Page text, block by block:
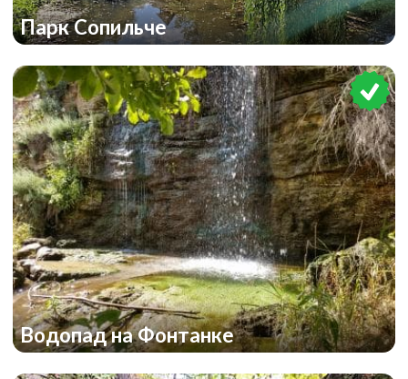
Парк Сопильче
Водопад на Фонтанке